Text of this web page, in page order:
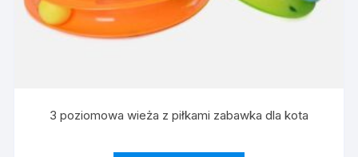
3 poziomowa wieża z piłkami zabawka dla kota